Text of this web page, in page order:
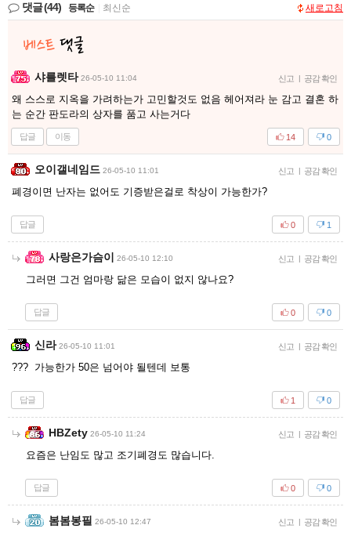
댓글(44) 등록순 최신순 새로고침
샤를렛타 26-05-10 11:04 신고 | 공감 확인
왜 스스로 지옥을 가려하는가 고민할것도 없음 헤어져라 눈 감고 결혼 하
는 순간 판도라의 상자를 품고 사는거다
답글 이동 0
14
오이갤네임드 26-05-10 11:01 신고 | 공감 확인
폐경이면 난자는 없어도 기증받은걸로 착상이 가능한가?
답글 1
0
사랑은가슴이 26-05-10 12:10 신고 | 공감 확인
그러면 그건 엄마랑 닮은 모습이 없지 않나요?
답글 0
0
신라 26-05-10 11:01 신고 | 공감 확인
??? 가능한가 50은 넘어야 될텐데 보통
답글 0
1
HBZety 26-05-10 11:24 신고 | 공감 확인
요즘은 난임도 많고 조기폐경도 많습니다.
답글 0
0
봄봄봉필 26-05-10 12:47 신고 | 공감 확인